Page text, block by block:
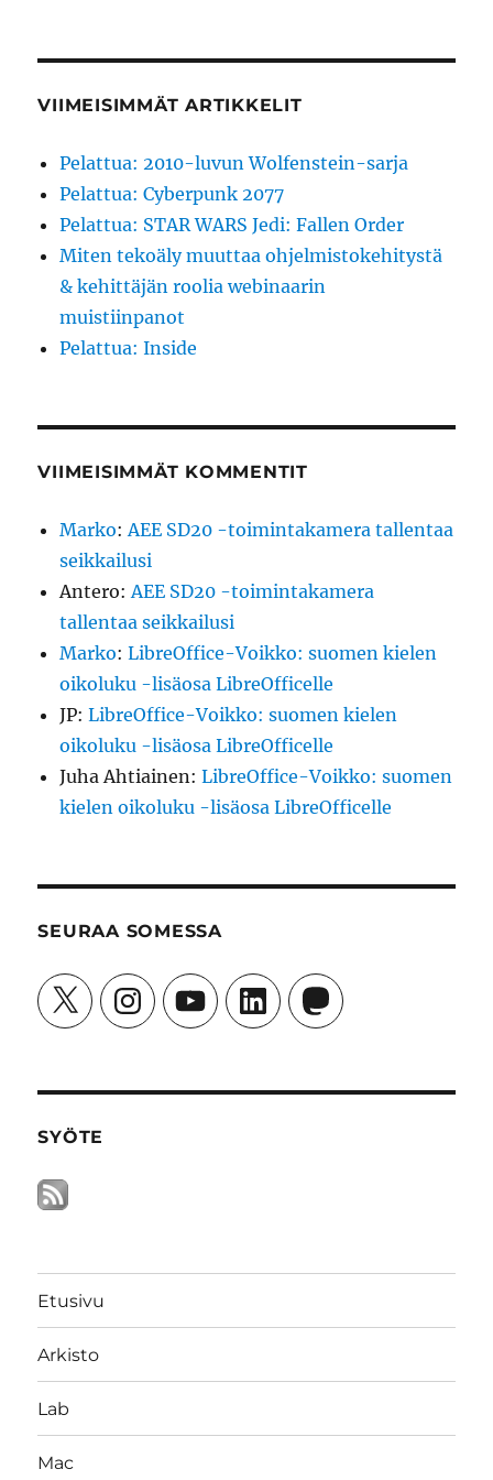
VIIMEISIMMÄT ARTIKKELIT
Pelattua: 2010-luvun Wolfenstein-sarja
Pelattua: Cyberpunk 2077
Pelattua: STAR WARS Jedi: Fallen Order
Miten tekoäly muuttaa ohjelmistokehitystä
& kehittäjän roolia webinaarin
muistiinpanot
Pelattua: Inside
VIIMEISIMMÄT KOMMENTIT
Marko: AEE SD20 -toimintakamera tallentaa
seikkailusi
Antero: AEE SD20 -toimintakamera
tallentaa seikkailusi
Marko:LibreOffice-Voikko: suomen kielen
oikoluku -lisäosa LibreOfficelle
JP:LibreOffice-Voikko: suomen kielen
oikoluku -lisäosa LibreOfficelle
Juha Ahtiainen:LibreOffice-Voikko: suomen
kielen oikoluku -lisäosa LibreOfficelle
SEURAA SOMESSA
X InstagramYouTubeLinkedInMastodon
SYÖTE
Etusivu
Arkisto
Lab
Mac